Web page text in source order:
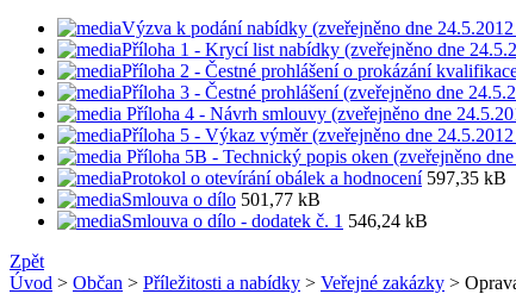
Výzva k podání nabídky (zveřejněno dne
Příloha 1 - Krycí list nabídky (zveřejněno dne
Příloha 2 - Čestné prohlášení o prokázání
Příloha 3 - Čestné prohlášení (zveřejněno dne
Příloha 4 - Návrh smlouvy (zveřejněno dne
Příloha 5 - Výkaz výměr (zveřejněno dne
Příloha 5B - Technický popis oken (zveřejněno
Protokol o otevírání obálek a hodnocení597,35 kB
Smlouva o dílo 501,77 kB
Smlouva o dílo - dodatek č. 1 546,24 kB
Zpět
Úvod > Občan > Příležitosti a nabídky > Veřejné zakázky >